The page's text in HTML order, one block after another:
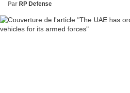
Par RP Defense